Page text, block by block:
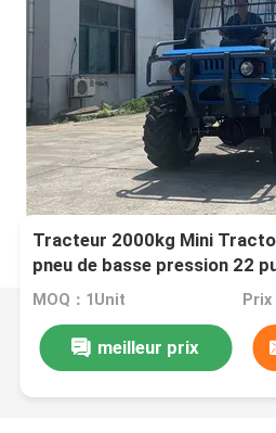
Tracteur 2000kg Mini
pneu de basse pression 22
MOQ：1Unit
meilleur prix